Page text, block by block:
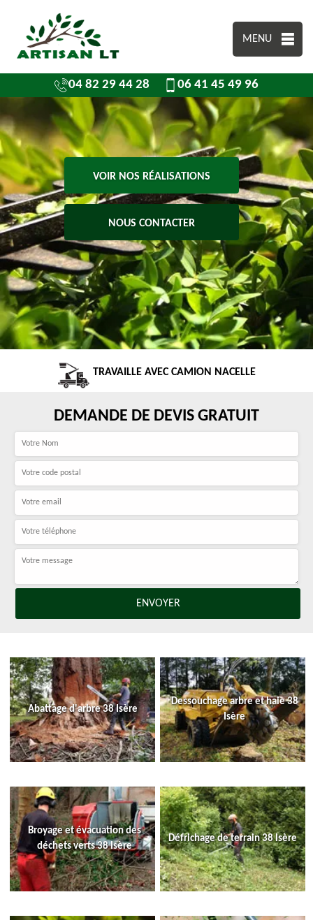
MENU
04 82 29 44 28 06 41 45 49 96
VOIR NOS RÉALISATIONS
NOUS CONTACTER
TRAVAILLE AVEC CAMION NACELLE
DEMANDE DE DEVIS GRATUIT
Abattage d'arbre 38 Isère
Dessouchage arbre et haie 38
Isère
Broyage et évacuation des
déchets verts 38 Isère
Défrichage de terrain 38 Isère